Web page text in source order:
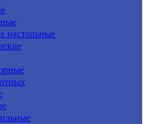
настольные